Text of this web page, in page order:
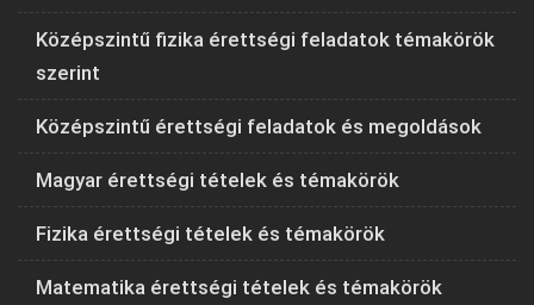
Középszintű fizika érettségi feladatok témakörök
szerint
Középszintű érettségi feladatok és megoldások
Magyar érettségi tételek és témakörök
Fizika érettségi tételek és témakörök
Matematika érettségi tételek és témakörök